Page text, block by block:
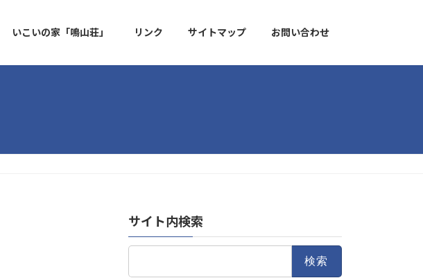
いこいの家「鳴山荘」 リンク サイトマップ お問い合わせ
サイト内検索